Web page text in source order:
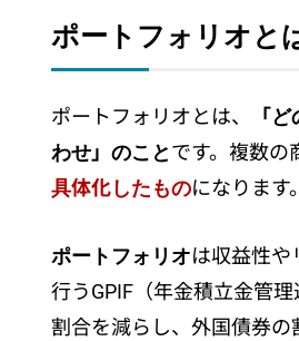
メリット②：融資金額
不動産投資でポートフォ
②地域の分散
③時間の分散
まとめ
ポートフォリオと
ポートフォリオとは、
「
わせ」のことです。複数の
具体化したものになります。
ポートフォリオは収益性や
行うGPIF（年金積立金管
割合を減らし、外国債券の